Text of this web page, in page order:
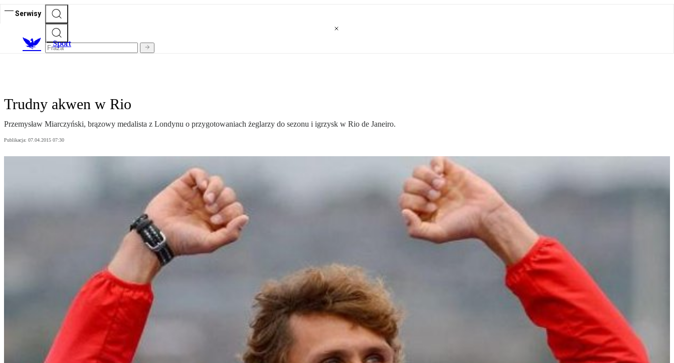
Serwisy
Sport
Trudny akwen w Rio
Przemysław Miarczyński, brązowy medalista z Londynu o przygotowaniach żeglarzy do sezonu i igrzysk w Rio de Janeiro.
Publikacja: 07.04.2015 07:30